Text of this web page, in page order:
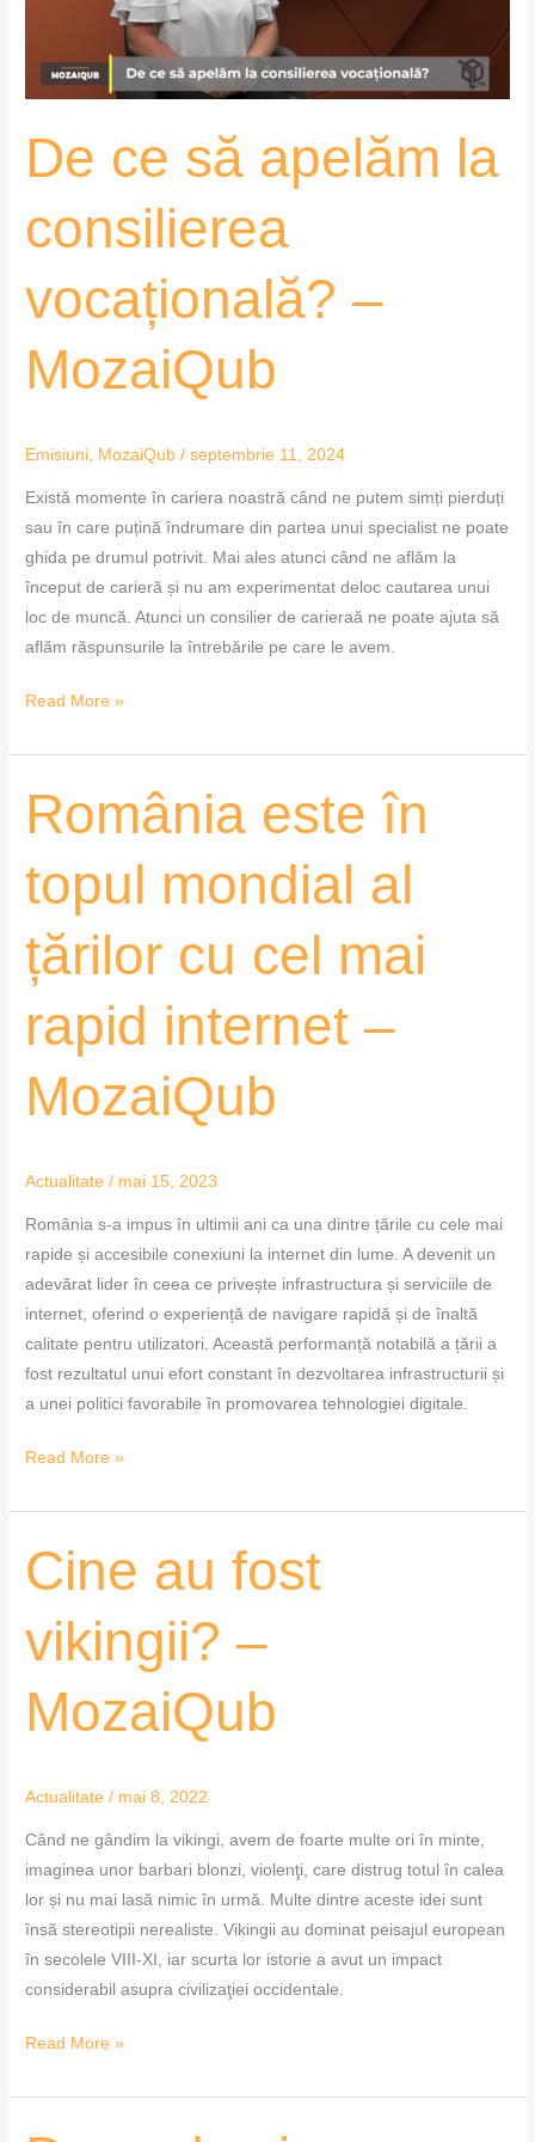
De ce să apelăm la
consilierea
vocațională? –
MozaiQub
Emisiuni, MozaiQub /septembrie 11, 2024
Există momente în cariera noastră când ne putem simți pierduți
sau în care puțină îndrumare din partea unui specialist ne poate
ghida pe drumul potrivit. Mai ales atunci când ne aflăm la
început de carieră și nu am experimentat deloc cautarea unui
loc de muncă. Atunci un consilier de carieraă ne poate ajuta să
aflăm răspunsurile la întrebările pe care le avem.
vocațională?
MozaiQub
Read More »
România este în
topul mondial al
țărilor cu cel mai
rapid internet –
MozaiQub
Actualitate / mai 15, 2023
România s-a impus în ultimii ani ca una dintre țările cu cele mai
rapide și accesibile conexiuni la internet din lume. A devenit un
adevărat lider în ceea ce privește infrastructura și serviciile de
internet, oferind o experiență de navigare rapidă și de înaltă
calitate pentru utilizatori. Această performanță notabilă a țării a
fost rezultatul unui efort constant în dezvoltarea infrastructurii și
a unei politici favorabile în promovarea tehnologiei digitale.
România
este
topul
mondial
al
țărilor
cel
rapid
MozaiQub
Read More »
Cine au fost
vikingii? –
MozaiQub
Actualitate / mai 8, 2022
Când ne gândim la vikingi, avem de foarte multe ori în minte,
imaginea unor barbari blonzi, violenţi, care distrug totul în calea
lor și nu mai lasă nimic în urmă. Multe dintre aceste idei sunt
însã stereotipii nerealiste. Vikingii au dominat peisajul european
în secolele VIII-XI, iar scurta lor istorie a avut un impact
considerabil asupra civilizaţiei occidentale.
Cine
au
vikingii?
MozaiQub
Read More »
De